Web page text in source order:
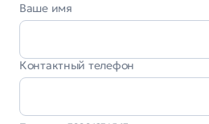
Ваше имя
Контактный телефон